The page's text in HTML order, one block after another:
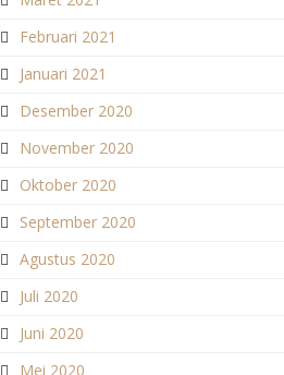
Februari 2021
Januari 2021
Desember 2020
November 2020
Oktober 2020
September 2020
Agustus 2020
Juli 2020
Juni 2020
Mei 2020